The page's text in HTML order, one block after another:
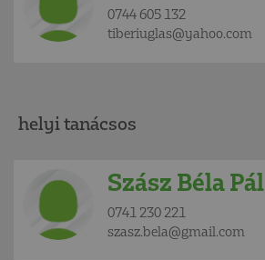
0744 605 132
tiberiuglas@yahoo.com
helyi tanácsos
Szász Béla Pál
0741 230 221
szasz.bela@gmail.com